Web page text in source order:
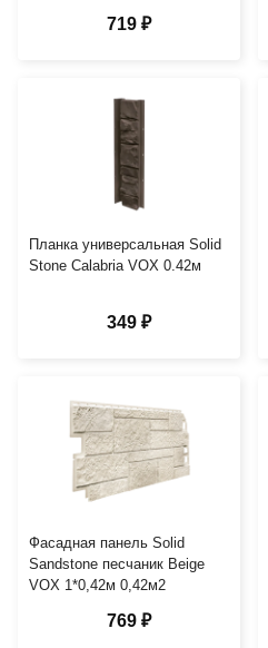
719 ₽
Планка универсальная Solid
Stone Calabria VOX 0.42м
349 ₽
Фасадная панель Solid
Sandstone песчаник Beige
VOX 1*0,42м 0,42м2
769 ₽